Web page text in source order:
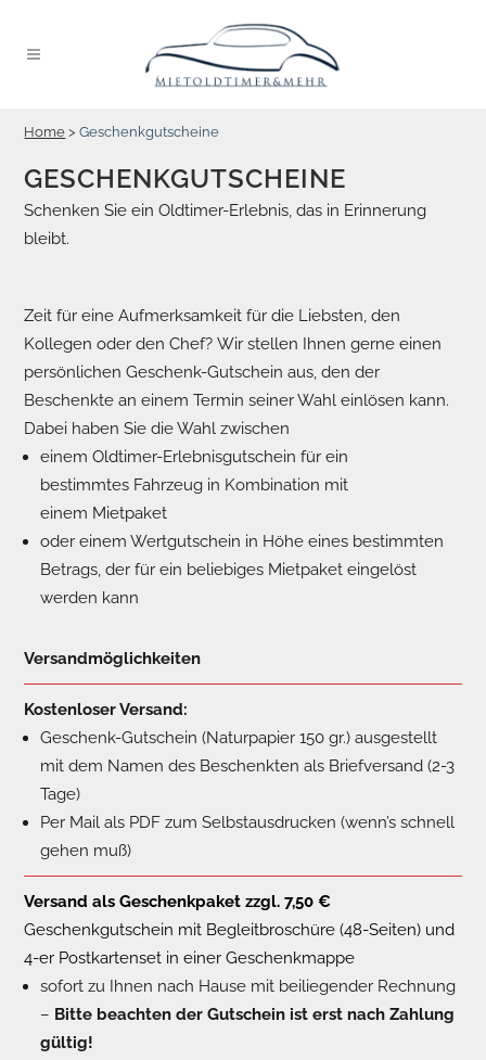
Home >Geschenkgutscheine
GESCHENKGUTSCHEINE
Schenken Sie ein Oldtimer-Erlebnis, das in Erinnerung
bleibt.
Zeit für eine Aufmerksamkeit für die Liebsten, den
Kollegen oder den Chef? Wir stellen Ihnen gerne einen
persönlichen Geschenk-Gutschein aus, den der
Beschenkte an einem Termin seiner Wahl einlösen kann.
Dabei haben Sie die Wahl zwischen
einem Oldtimer-Erlebnisgutschein für ein
bestimmtes Fahrzeug in Kombination mit
einem Mietpaket
oder einem Wertgutschein in Höhe eines bestimmten
Betrags, der für ein beliebiges Mietpaket eingelöst
werden kann
Versandmöglichkeiten
Kostenloser Versand:
Geschenk-Gutschein (Naturpapier 150 gr.) ausgestellt
mit dem Namen des Beschenkten als Briefversand (2-3
Tage)
Per Mail als PDF zum Selbstausdrucken (wenn’s schnell
gehen muß)
Versand als Geschenkpaket zzgl. 7,50 €
Geschenkgutschein mit Begleitbroschüre (48-Seiten) und
4-er Postkartenset in einer Geschenkmappe
sofort zu Ihnen nach Hause mit beiliegender Rechnung
– Bitte beachten der Gutschein ist erst nach Zahlung
gültig!